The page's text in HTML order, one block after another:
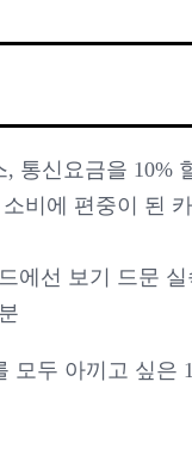
통신요금을 10%
비에 편중이 된
에선 보기 드문
모두 아끼고 싶은